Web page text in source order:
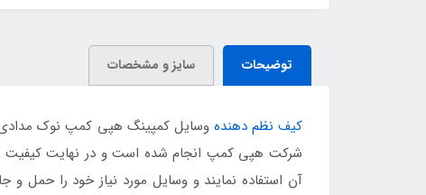
توضیحات سایز و مشخصات
کیف نظم دهنده وسایل کمپینگ هپی کمپ نوک مدادی
شرکت هپی کمپ انجام شده است و در نهایت کیفیت
آن استفاده نمایند و وسایل مورد نیاز خود را حمل